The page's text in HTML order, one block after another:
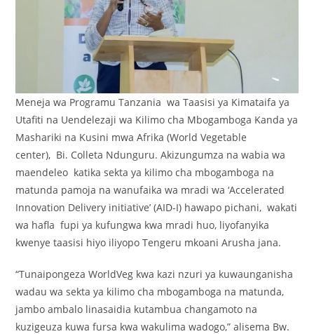
Meneja wa Programu Tanzania wa Taasisi ya Kimataifa ya
Utafiti na Uendelezaji wa Kilimo cha Mbogamboga Kanda ya
Mashariki na Kusini mwa Afrika (World Vegetable
center), Bi. Colleta Ndunguru. Akizungumza na wabia wa
maendeleo katika sekta ya kilimo cha mbogamboga na
matunda pamoja na wanufaika wa mradi wa ‘Accelerated
Innovation Delivery initiative’ (AID-I) hawapo pichani, wakati
wa hafla fupi ya kufungwa kwa mradi huo, liyofanyika
kwenye taasisi hiyo iliyopo Tengeru mkoani Arusha jana.
“Tunaipongeza WorldVeg kwa kazi nzuri ya kuwaunganisha
wadau wa sekta ya kilimo cha mbogamboga na matunda,
jambo ambalo linasaidia kutambua changamoto na
kuzigeuza kuwa fursa kwa wakulima wadogo,” alisema Bw.